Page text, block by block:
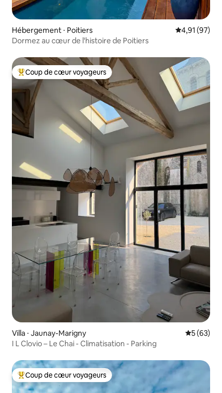
Hébergement ⋅ Poitiers Évaluation
4,91 (97)
Dormez au cœur de l'histoire de Poitiers
Coups de cœur voyageurs les plus appréciés
Coup de cœur voyageurs
Villa ⋅ Jaunay-Marigny
5 (63)
I L Clovio – Le Chai - Climatisation - Parking
Coups de cœur voyageurs les plus appréciés
Coup de cœur voyageurs